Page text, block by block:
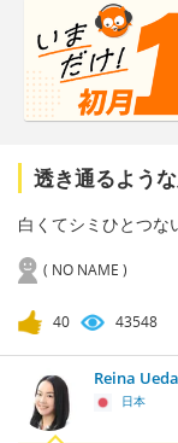
透き通るよう
白くてシミひとつな
( NO NAME )
40 43548
Reina Ueda
日本